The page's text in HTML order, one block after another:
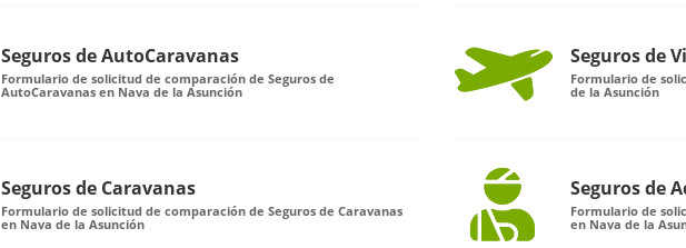
Seguros de AutoCaravanas
Formulario de solicitud de comparación de Seguros de
AutoCaravanas en Nava de la Asunción
Seguros de Caravanas
Formulario de solicitud de comparación de Seguros de Caravanas
en Nava de la Asunción
Seguros de
Formulario de
de la Asunción
Seguros de
Formulario de
en Nava de la